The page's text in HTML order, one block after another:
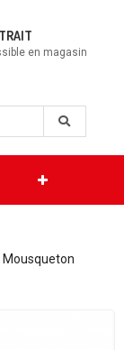
en magasin
Mousqueton